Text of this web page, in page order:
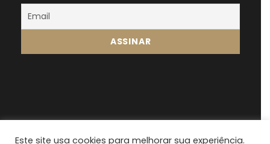
Este site usa cookies para melhorar sua experiência.